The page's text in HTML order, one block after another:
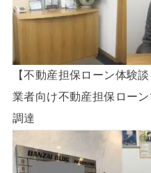
【不動産担保ローン体験
業者向け不動産担保ロー
調達